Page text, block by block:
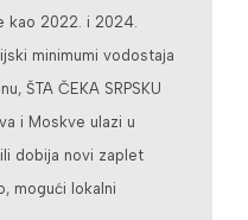
kao 2022. i 2024.
minimumi vodostaja
ŠTA ČEKA SRPSKU
i Moskve ulazi u
dobija novi zaplet
mogući lokalni